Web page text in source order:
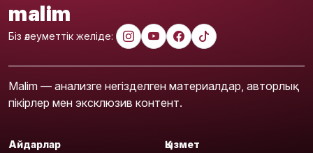
malim
Біз әлеуметтік желіде:
Malim — анализге негізделген материалдар, авторлық
пікірлер мен эксклюзив контент.
Айдарлар Қызмет